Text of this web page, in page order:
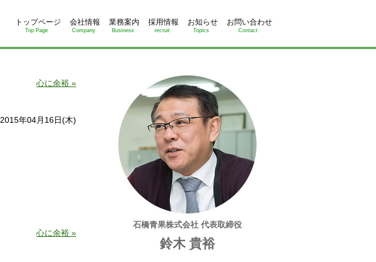
トップページ
Top Page
会社情報
Company
業務案内
Business
採用情報
recruit
お知らせ
Topics
お問い合わせ
Contact
心に余裕 »
2015年04月16日(木)
心に余裕 »
石橋青果株式会社 代表取締役
鈴木 貴裕